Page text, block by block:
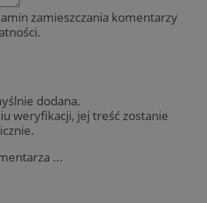
zamieszczania komentarzy
dodana.
weryfikacji, jej treść zostanie
...